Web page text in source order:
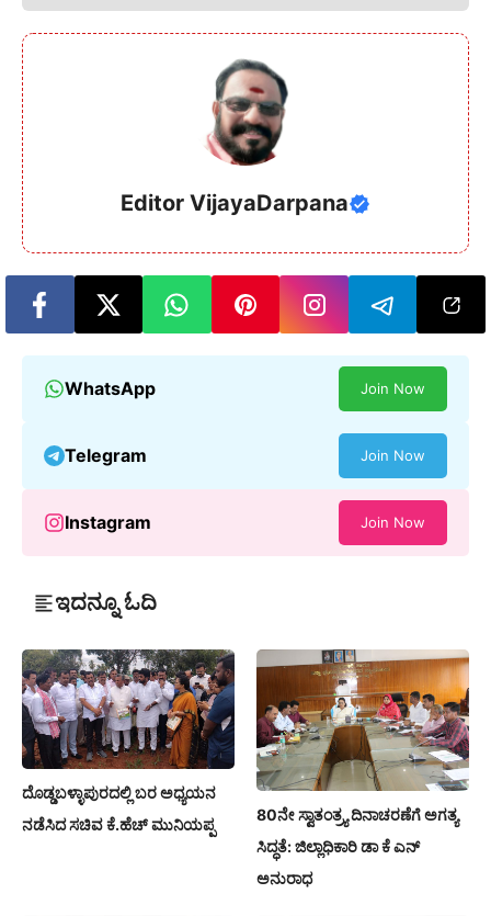
Editor VijayaDarpana
WhatsApp Join Now
Telegram Join Now
Instagram Join Now
ಇದನ್ನೂ ಓದಿ
ದೊಡ್ಡಬಳ್ಳಾಪುರದಲ್ಲಿ ಬರ ಅಧ್ಯಯನ
ನಡೆಸಿದ ಸಚಿವ ಕೆ.ಹೆಚ್ ಮುನಿಯಪ್ಪ
80ನೇ ಸ್ವಾತಂತ್ರ್ಯ ದಿನಾಚರಣೆಗೆ ಅಗತ್ಯ
ಸಿದ್ಧತೆ: ಜಿಲ್ಲಾಧಿಕಾರಿ ಡಾ ಕೆ ಎನ್
ಅನುರಾಧ